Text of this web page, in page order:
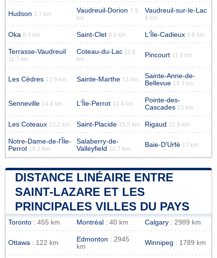
Hudson 5.7 km Vaudreuil-Dorion 7.9
km
Vaudreuil-sur-le-Lac
8 km
Oka 8.4 km Saint-Clet 8.6 km L'Île-Cadieux 9.8 km
Terrasse-Vaudreuil
11.7 km
Coteau-du-Lac 11.8
km
Pincourt 11.9 km
Les Cèdres 12.9 km Sainte-Marthe 13 km
Sainte-Anne-de-
Bellevue 14.3 km
Senneville 14.4 km L'Île-Perrot 14.4 km
Pointe-des-
Cascades 15 km
Les Coteaux 15.2 km Saint-Placide 15.5 km Rigaud 15.9 km
Notre-Dame-de-l'Île-
Perrot 16.1 km
Salaberry-de-
Valleyfield 16.7 km
Baie-D'Urfé 17 km
DISTANCE LINÉAIRE ENTRE
SAINT-LAZARE ET LES
PRINCIPALES VILLES DU PAYS
Toronto : 455 km Montréal : 40 km Calgary : 2989 km
Ottawa : 122 km Edmonton : 2945
km
Winnipeg : 1789 km